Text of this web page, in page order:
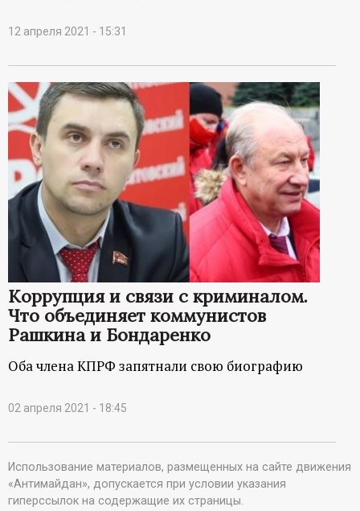
12 апреля 2021 - 15:31
Коррупция и связи с криминалом.
Что объединяет коммунистов
Рашкина и Бондаренко
Оба члена КПРФ запятнали свою биографию
02 апреля 2021 - 18:45
Использование материалов, размещенных на сайте движения
«Антимайдан», допускается при условии указания
гиперссылок на содержащие их страницы.